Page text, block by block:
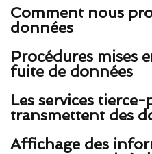
Comment nous
données
Procédures mises
fuite de données
Les services
transmettent des
Affichage des